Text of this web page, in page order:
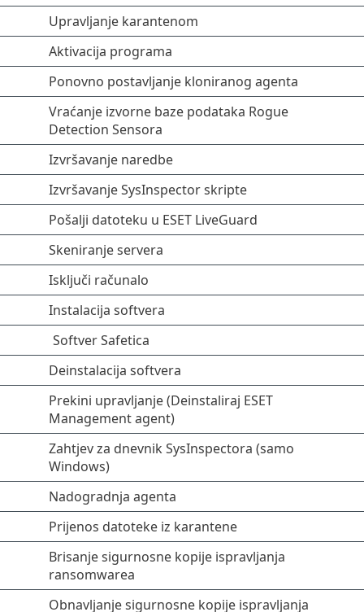
Upravljanje karantenom
Aktivacija programa
Ponovno postavljanje kloniranog agenta
Vraćanje izvorne baze podataka Rogue
Detection Sensora
Izvršavanje naredbe
Izvršavanje SysInspector skripte
Pošalji datoteku u ESET LiveGuard
Skeniranje servera
Isključi računalo
Instalacija softvera
Softver Safetica
Deinstalacija softvera
Prekini upravljanje (Deinstaliraj ESET
Management agent)
Zahtjev za dnevnik SysInspectora (samo
Windows)
Nadogradnja agenta
Prijenos datoteke iz karantene
Brisanje sigurnosne kopije ispravljanja
ransomwarea
Obnavljanje sigurnosne kopije ispravljanja